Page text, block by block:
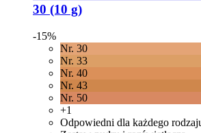
30 (10 g)
-15%
Nr. 30
Nr. 33
Nr. 40
Nr. 43
Nr. 50
+1
Odpowiedni dla każdego